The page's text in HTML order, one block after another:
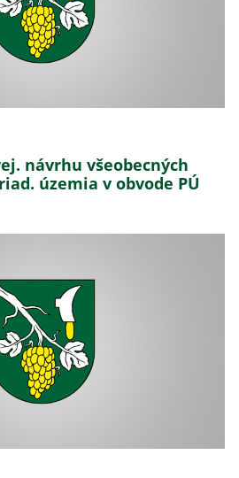
návrhu všeobecných
územia v obvode PÚ